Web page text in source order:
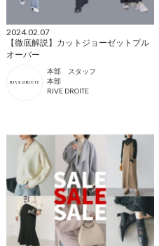
2024.02.07
【徹底解説】カットジョーゼットプル
オーバー
本部 スタッフ
本部
RIVE DROITE